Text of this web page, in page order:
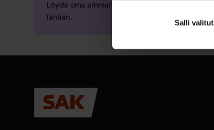
Salli valitut
Löydä oma ammattiliittosi ja liity jo
tänään.